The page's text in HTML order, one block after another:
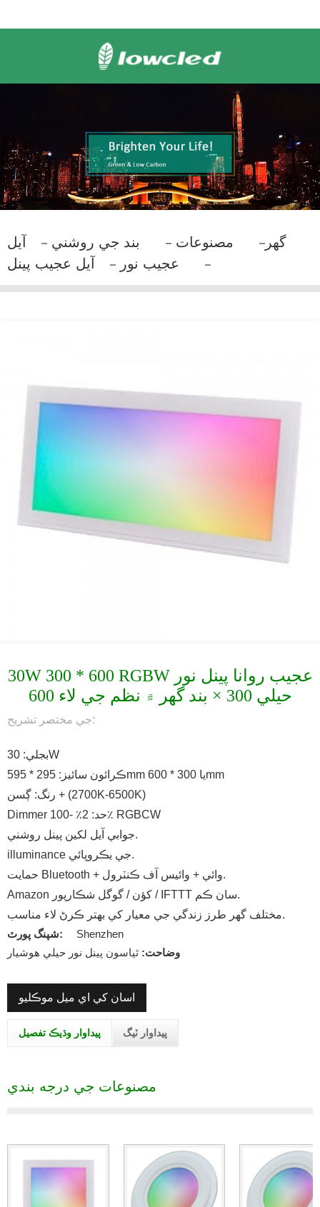
گهر مصنوعات بند جي روشني
آيل
عجيب نور
آيل عجيب پينل
30W 300 * 600 RGBW عجيب روانا پينل نور
حيلي 300 × بند گهر ۾ نظم جي لاء 600
جي مختصر تشريح:
بجلي: 30W
ڪرائون سائيز: 295 * 595mm يا 300 * 600mm
رنگ: ڳسن + (2700K-6500K)
Dimmer حد: 2٪ -100٪ RGBCW
جوابي آيل لکين پينل روشني.
illuminance جي يڪروپائي.
حمايت Bluetooth + وائي + وائيس آف ڪنٽرول.
Amazon کؤن / گوگل شڪارپور / IFTTT سان ڪم.
مختلف گهر طرز زندگي جي معيار کي بهتر ڪرڻ لاء مناسب.
شپنگ پورٽ:
Shenzhen
وضاحت: ٿياسون پينل نور حيلي ھوشيار
اسان کي اي ميل موڪليو
پيداوار وڌيڪ تفصيل پيداوار ٽيگ
مصنوعات جي درجه بندي